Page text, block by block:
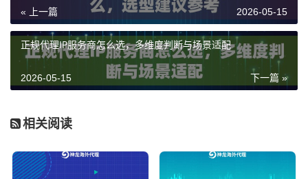
应对目标网站限制的策略
当面对目标网站的风控拦截时，策略的核心在于模拟真
实用户行为
使用高信誉度的代理IP。
发出大量请求，可以设置随机的请求间隔时间，模仿人
也是更关键的一步，是选择正确的代理IP类型。对于高
« 上一篇 2026-05-15
正规代理IP服务商怎么选，多维度判断与场景适配
下一篇 »
2026-05-15
相关阅读